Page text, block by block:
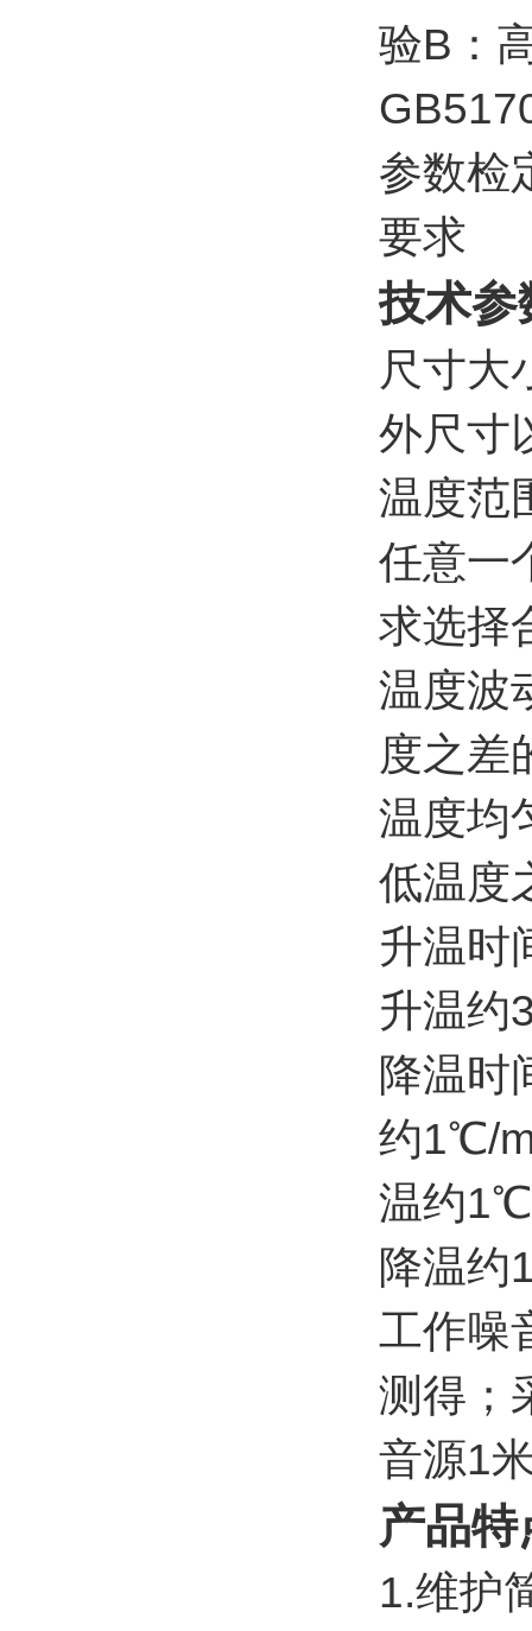
验B：
参数检
要求
技术参
尺寸大
外尺寸
温度
任意一
求选择
温度波
度之差
温度均
低温度
升温时
升温
降温时
约1℃/
温约
降温
工作噪
测得；
音源1
产品特
1.维护